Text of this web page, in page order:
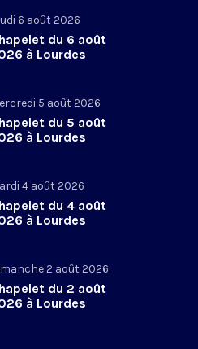
6 août 2026
du 6 août
à Lourdes
5 août 2026
du 5 août
à Lourdes
4 août 2026
du 4 août
à Lourdes
2 août 2026
du 2 août
à Lourdes